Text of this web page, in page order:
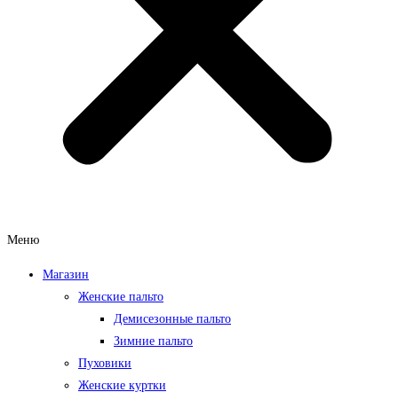
Меню
Магазин
Женские пальто
Демисезонные пальто
Зимние пальто
Пуховики
Женские куртки